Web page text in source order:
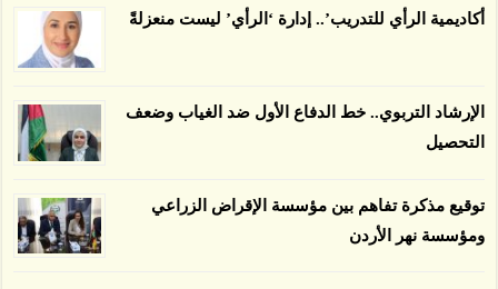
بينما فقدت المناطق غير المعتمدة 34 في المئة، وفقاً
أكاديمية الرأي للتدريب’.. إدارة ‘الرأي’ ليست منعزلةً
الإرشاد التربوي.. خط الدفاع الأول ضد الغياب وضعف
التحصيل
توقيع مذكرة تفاهم بين مؤسسة الإقراض الزراعي
ومؤسسة نهر الأردن